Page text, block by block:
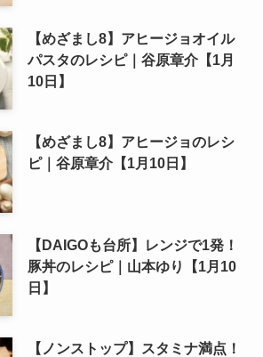
【めざまし8】アヒージョオイル
パスタのレシピ｜谷原章介【1月
10日】
【めざまし8】アヒージョのレシ
ピ｜谷原章介【1月10日】
【DAIGOも台所】レンジで1発！
豚丼のレシピ｜山本ゆり【1月10
日】
【ノンストップ】スタミナ満点！